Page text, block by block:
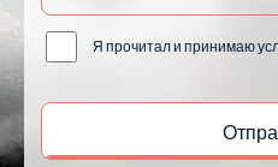
Я прочитал и принимаю